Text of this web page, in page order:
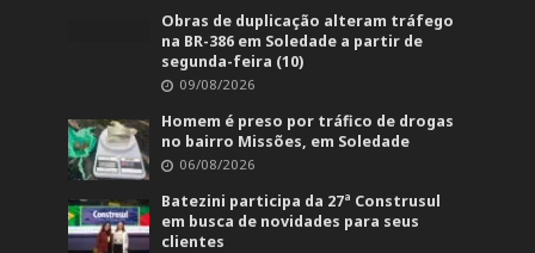
Obras de duplicação alteram tráfego
na BR-386 em Soledade a partir de
segunda-feira (10)
09/08/2026
Homem é preso por tráfico de drogas
no bairro Missões, em Soledade
06/08/2026
Batezini participa da 27ª Construsul
em busca de novidades para seus
clientes